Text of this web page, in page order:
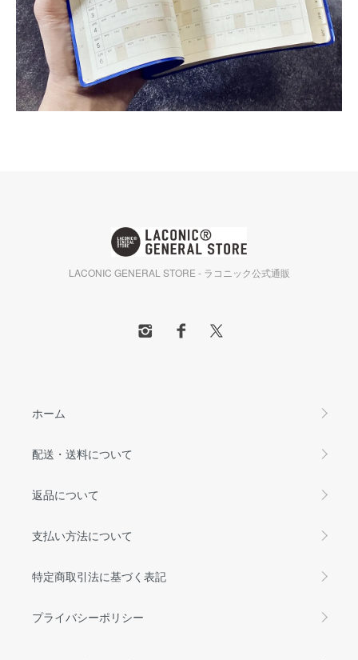
LACONIC GENERAL STORE - ラコニック公式通販
ホーム
配送・送料について
返品について
支払い方法について
特定商取引法に基づく表記
プライバシーポリシー